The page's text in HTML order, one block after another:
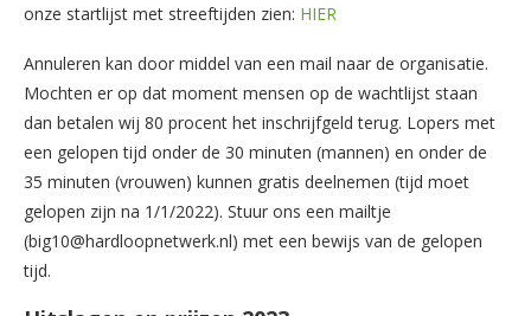
onze startlijst met streeftijden zien: HIER
Annuleren kan door middel van een mail naar de organisatie.
Mochten er op dat moment mensen op de wachtlijst staan
dan betalen wij 80 procent het inschrijfgeld terug. Lopers met
een gelopen tijd onder de 30 minuten (mannen) en onder de
35 minuten (vrouwen) kunnen gratis deelnemen (tijd moet
gelopen zijn na 1/1/2022). Stuur ons een mailtje
(big10@hardloopnetwerk.nl) met een bewijs van de gelopen
tijd.